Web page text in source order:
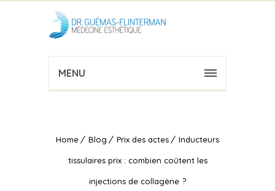
MENU
Home Blog Prix des actes Inducteurs
tissulaires prix : combien coûtent les
injections de collagène ?